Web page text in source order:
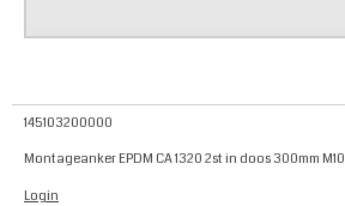
145103200000
Montageanker EPDM CA 1320 2st in doos 300mm M10
Login